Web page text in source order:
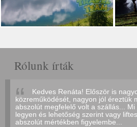
Rólunk írták
Kedves Renáta! Először is
közreműködését, nagyon jól éreztük
abszolút megfelelő volt a szállás...
legyen és lehetőség szerint vagy
abszolút mértékben figyelembe...